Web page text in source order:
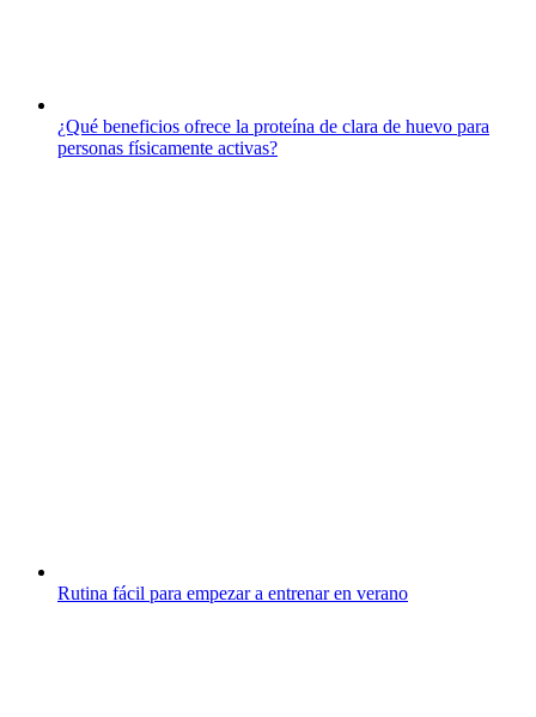
¿Qué beneficios ofrece la proteína de clara de huevo para
personas físicamente activas?
Rutina fácil para empezar a entrenar en verano